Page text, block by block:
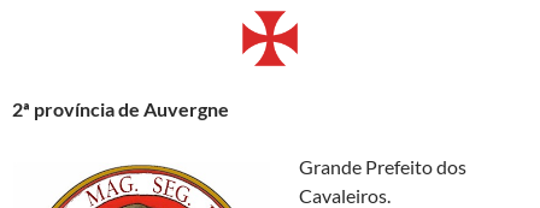
2ª província de Auvergne
Grande Prefeito dos
Cavaleiros.